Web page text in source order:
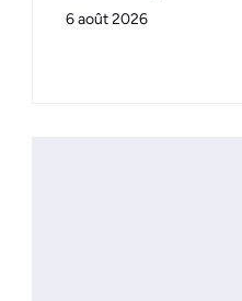
6 août 2026